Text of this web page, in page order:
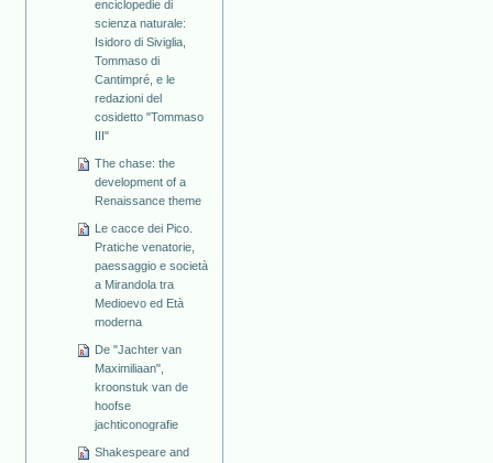
enciclopedie di
scienza naturale:
Isidoro di Siviglia,
Tommaso di
Cantimpré, e le
redazioni del
cosidetto "Tommaso
III"
The chase: the
development of a
Renaissance theme
Le cacce dei Pico.
Pratiche venatorie,
paessaggio e società
a Mirandola tra
Medioevo ed Età
moderna
De "Jachter van
Maximiliaan",
kroonstuk van de
hoofse
jachticonografie
Shakespeare and